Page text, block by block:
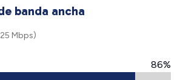
banda ancha
Mbps)
86%